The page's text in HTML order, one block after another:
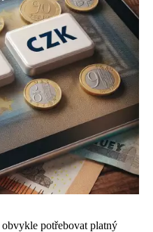
potřebovat platný